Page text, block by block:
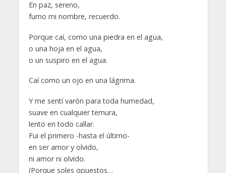
En paz, sereno,
fumo mi nombre, recuerdo.
Porque caí, como una piedra en el agua,
o una hoja en el agua,
o un suspiro en el agua.
Caí como un ojo en una lágrima.
Y me sentí varón para toda humedad,
suave en cualquier ternura,
lento en todo callar.
Fui el primero -hasta el último-
en ser amor y olvido,
ni amor ni olvido.
(Porque soles opuestos…